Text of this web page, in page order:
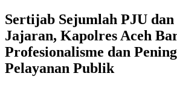
Sertijab Sejumlah PJU
Jajaran, Kapolres Aceh
Profesionalisme dan
Pelayanan Publik